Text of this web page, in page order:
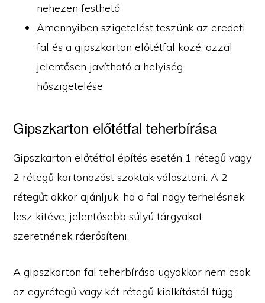
nehezen festhető
Amennyiben szigetelést teszünk az eredeti
fal és a gipszkarton előtétfal közé, azzal
jelentősen javítható a helyiség
hőszigetelése
Gipszkarton előtétfal teherbírása
Gipszkarton előtétfal építés esetén 1 rétegű vagy
2 rétegű kartonozást szoktak választani. A 2
rétegűt akkor ajánljuk, ha a fal nagy terhelésnek
lesz kitéve, jelentősebb súlyú tárgyakat
szeretnének ráerősíteni.
A gipszkarton fal teherbírása ugyakkor nem csak
az egyrétegű vagy két rétegű kialkítástól függ.